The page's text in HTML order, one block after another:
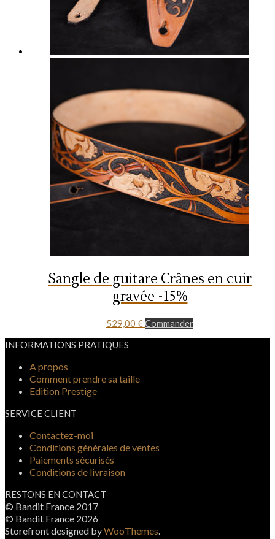
Sangle de guitare Crânes en cuir
gravée -15%
529,00 €Commander
INFORMATIONS PRATIQUES
A propos
Comment prendre sa taille
Edition Prestige
SERVICE CLIENT
Contactez-moi
Conditions générales de ventes
Paiements sécurisés
Conditions de livraison
RESTONS EN CONTACT
© Bandit France 2017
© Bandit France 2026
Storefront designed byWooThemes